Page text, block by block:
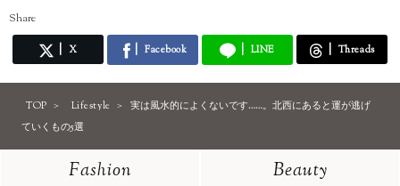
Share
X Facebook LINE Threads
TOP Lifestyle
実は風水的によくないです……。北西にあると運が逃げ
ていくもの5選
Fashion
Beauty